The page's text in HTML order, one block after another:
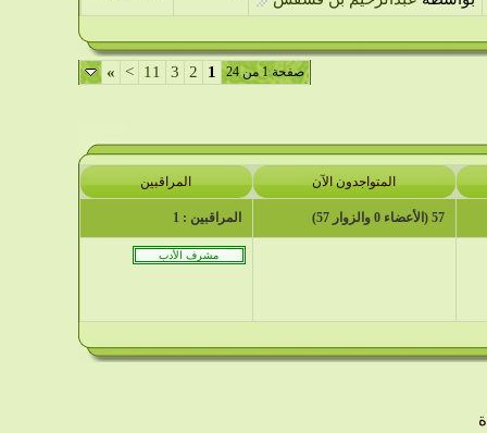
صفحة 1 من 24 1
2
3
11
>
»
المتواجدون الآن المراقبين
57 (الأعضاء 0 والزوار 57) المراقبين : 1